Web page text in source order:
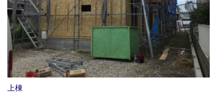
上棟